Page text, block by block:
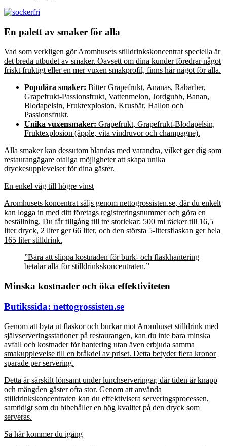
En palett av smaker för alla
Vad som verkligen gör Aromhusets stilldrinkskoncentrat speciella är
det breda utbudet av smaker. Oavsett om dina kunder föredrar något
friskt fruktigt eller en mer vuxen smakprofil, finns här något för alla.
Populära smaker: Bitter Grapefrukt, Ananas, Rabarber,
Grapefrukt-Passionsfrukt, Vattenmelon, Jordgubb, Banan,
Blodapelsin, Fruktexplosion, Krusbär, Hallon och
Passionsfrukt.
Unika vuxensmaker: Grapefrukt, Grapefrukt-Blodapelsin,
Fruktexplosion (äpple, vita vindruvor och champagne).
Alla smaker kan dessutom blandas med varandra, vilket ger dig som
restaurangägare otaliga möjligheter att skapa unika
dryckesupplevelser för dina gäster.
En enkel väg till högre vinst
Aromhusets koncentrat säljs genom nettogrossisten.se, där du enkelt
kan logga in med ditt företags registreringsnummer och göra en
beställning. Du får tillgång till tre storlekar: 500 ml räcker till 16,5
liter dryck, 2 liter ger 66 liter, och den största 5-litersflaskan ger hela
165 liter stilldrink.
”Bara att slippa kostnaden för burk- och flaskhantering
betalar alla för stilldrinkskoncentraten.”
Minska kostnader och öka effektiviteten
Butikssida: nettogrossisten.se
Genom att byta ut flaskor och burkar mot Aromhuset stilldrink med
självserveringsstationer på restaurangen, kan du inte bara minska
avfall och kostnader för hantering utan även erbjuda samma
smakupplevelse till en bråkdel av priset. Detta betyder flera kronor
sparade per servering.
Detta är särskilt lönsamt under lunchserveringar, där tiden är knapp
och mängden gäster ofta stor. Genom att använda
stilldrinkskoncentraten kan du effektivisera serveringsprocessen,
samtidigt som du bibehåller en hög kvalitet på den dryck som
serveras.
Så här kommer du igång